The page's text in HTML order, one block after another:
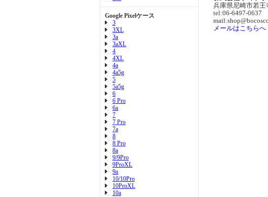
Google Pixelケース
3
3XL
3a
3aXL
4
4XL
4a
4a5g
5
5a5g
6
6 Pro
6a
7
7 Pro
7a
8
8 Pro
8a
9/9Pro
9ProXL
9a
10/10Pro
10ProXL
10a
兵庫県尼崎市若王
tel:06-6497-0637
メールはこちらへ